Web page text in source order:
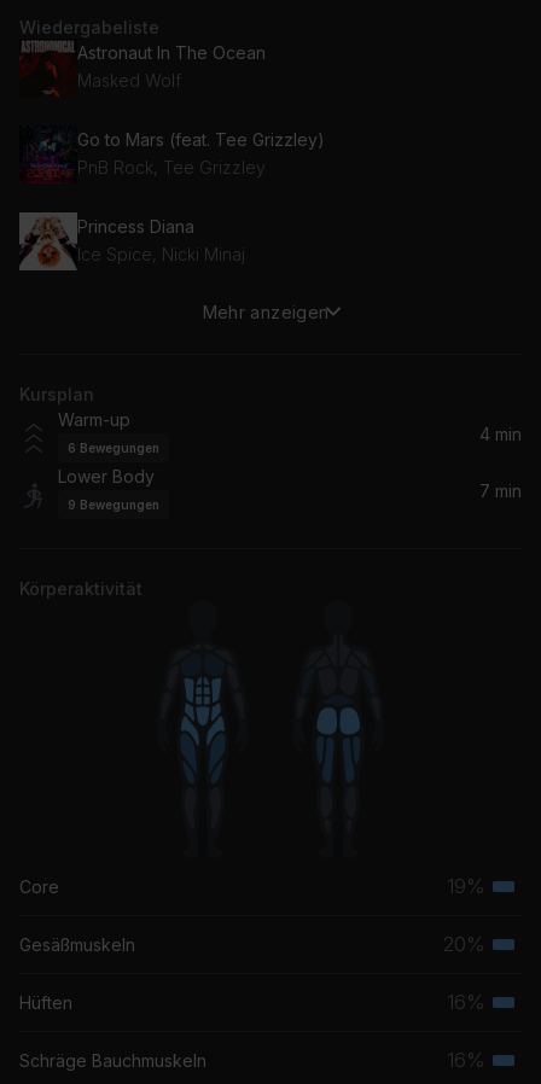
Wiedergabeliste
Astronaut In The Ocean
Masked Wolf
Go to Mars (feat. Tee Grizzley)
PnB Rock, Tee Grizzley
Princess Diana
Ice Spice, Nicki Minaj
Don't Tell 'Em (feat. YG)
Jeremih, YG
Mehr anzeigen
Kursplan
Warm-up
6 Bewegungen
4 min
Lower Body
9 Bewegungen
7 min
Körperaktivität
Core 19%
Gesäßmuskeln 20%
Hüften 16%
Schräge Bauchmuskeln 16%